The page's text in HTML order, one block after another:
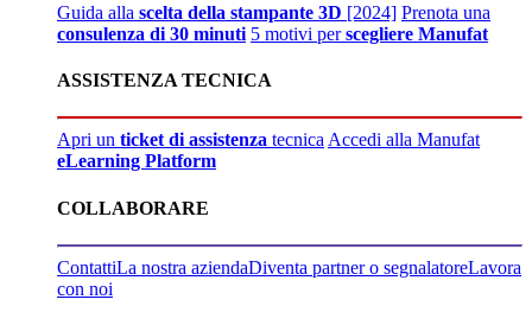
Guida alla scelta della stampante 3D [2024] Prenota una
consulenza di 30 minuti 5 motivi perscegliere Manufat
ASSISTENZA TECNICA
Apri un ticket di assistenza tecnicaAccedi alla Manufat
eLearning Platform
COLLABORARE
ContattiLa nostra aziendaDiventa partner o segnalatoreLavora
con noi